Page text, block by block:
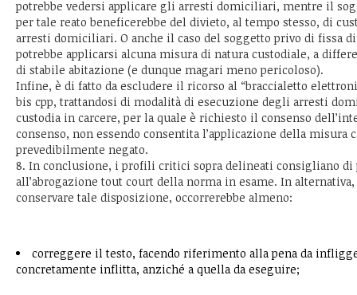
potrebbe vedersi applicare gli arresti domiciliari, mentre il
per tale reato beneficerebbe del divieto, al tempo stesso, di
arresti domiciliari. O anche il caso del soggetto privo di fissa
potrebbe applicarsi alcuna misura di natura custodiale, a
di stabile abitazione (e dunque magari meno pericoloso).
Infine, è di fatto da escludere il ricorso al “braccialetto
bis cpp, trattandosi di modalità di esecuzione degli arresti
custodia in carcere, per la quale è richiesto il consenso
consenso, non essendo consentita l’applicazione della misura
prevedibilmente negato.
8. In conclusione, i profili critici sopra delineati consigliano di
all’abrogazione tout court della norma in esame. In
conservare tale disposizione, occorrerebbe almeno:
correggere il testo, facendo riferimento alla pena da
concretamente inflitta, anziché a quella da eseguire;